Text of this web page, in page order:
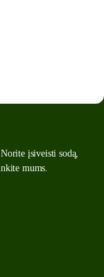
įsiveisti sodą,
mums.